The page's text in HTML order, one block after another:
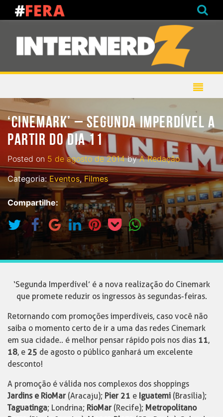
‘CINEMARK’ – SEGUNDA IMPERDÍVEL A
PARTIR DO DIA 11
Posted on 5 de agosto de 2014byA Redação
Categoria: Eventos, Filmes
Compartilhe:
‘Segunda Imperdível’ é a nova realização do Cinemark
que promete reduzir os ingressos às segundas-feiras.
Retornando com promoções imperdíveis, caso você não
saiba o momento certo de ir a uma das redes Cinemark
em sua cidade.. é melhor pensar rápido pois nos dias 11,
18, e 25 de agosto o público ganhará um excelente
desconto!
A promoção é válida nos complexos dos shoppings
Jardins e RioMar (Aracaju); Pier 21 e Iguatemi (Brasília);
Taguatinga; Londrina; RioMar (Recife); Metropolitano